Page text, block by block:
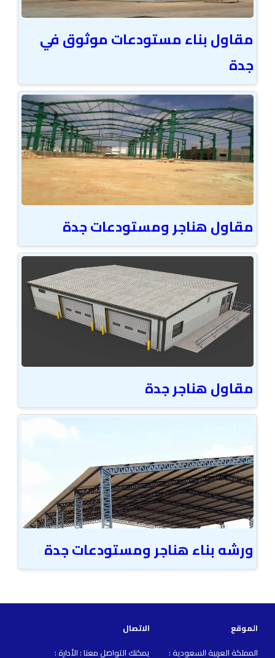
مقاول بناء مستودعات موثوق في
جدة
مقاول هناجر ومستودعات جدة
مقاول هناجر جدة
ورشه بناء هناجر ومستودعات جدة
الموقع
الاتصال
المملكة العربية السعودية :
يمكنك التواصل معنا : الأدارة :